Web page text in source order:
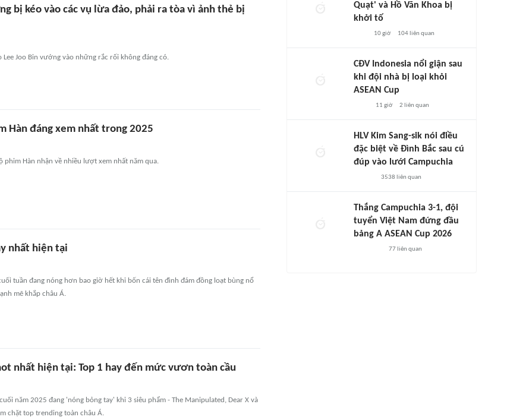
bị kéo vào các vụ lừa đảo, phải ra tòa vì ảnh thẻ bị
Lee Joo Bin vướng vào những rắc rối không đáng có.
Hàn đáng xem nhất trong 2025
phim Hàn nhận về nhiều lượt xem nhất năm qua.
nhất hiện tại
tuần đang nóng hơn bao giờ hết khi bốn cái tên đình đám đồng loạt bùng nổ
mẽ khắp châu Á.
nhất hiện tại: Top 1 hay đến mức vươn toàn cầu
năm 2025 đang 'nóng bỏng tay' khi 3 siêu phẩm - The Manipulated, Dear X và
chặt top trending toàn châu Á.
Quạt' và Hồ Văn Khoa bị
khởi tố
10 giờ 104liên quan
CĐV Indonesia nổi giận sau
khi đội nhà bị loại khỏi
ASEAN Cup
11 giờ 2 liên quan
HLV Kim Sang-sik nói điều
đặc biệt về Đình Bắc sau cú
đúp vào lưới Campuchia
3538 liên quan
Thắng Campuchia 3-1, đội
tuyển Việt Nam đứng đầu
bảng A ASEAN Cup 2026
77liên quan